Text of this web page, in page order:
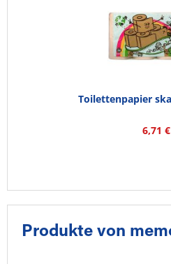
Toilettenpapier
6,71 €
Produkte von